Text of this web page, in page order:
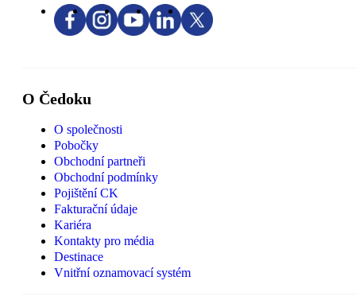
O Čedoku
O společnosti
Pobočky
Obchodní partneři
Obchodní podmínky
Pojištění CK
Fakturační údaje
Kariéra
Kontakty pro média
Destinace
Vnitřní oznamovací systém